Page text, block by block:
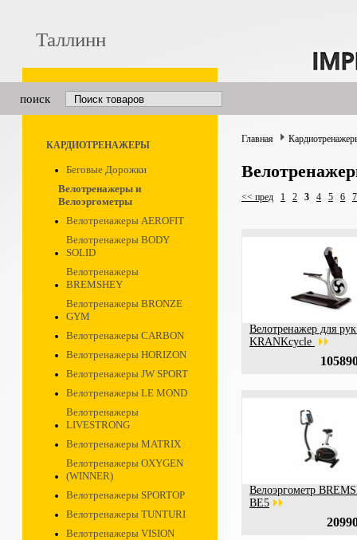
Таллинн
поиск
КАРДИОТРЕНАЖЕРЫ
Беговые Дорожки
Велотренажеры и
Велоэргометры
Велотренажеры AEROFIT
Велотренажеры BODY
SOLID
Велотренажеры
BREMSHEY
Велотренажеры BRONZE
GYM
Велотренажеры CARBON
Велотренажеры HORIZON
Велотренажеры JW SPORT
Велотренажеры LE MOND
Велотренажеры
LIVESTRONG
Велотренажеры MATRIX
Велотренажеры OXYGEN
(WINNER)
Велотренажеры SPORTOP
Велотренажеры TUNTURI
Велотренажеры VISION
Главная
<< пред 1 2 3 4 5 6 7
Велотренажер для
KRANKcycle
Велоэргометр
BE5